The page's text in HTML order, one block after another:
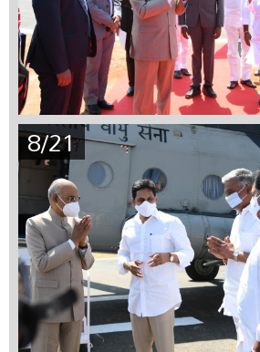
8/21